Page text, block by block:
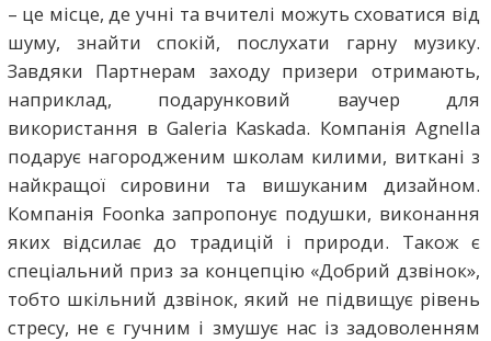
– це місце, де учні та вчителі можуть сховатися від
шуму, знайти спокій, послухати гарну музику.
Завдяки Партнерам заходу призери отримають,
наприклад, подарунковий ваучер для
використання в Galeria Kaskada. Компанія Agnella
подарує нагородженим школам килими, виткані з
найкращої сировини та вишуканим дизайном.
Компанія Foonka запропонує подушки, виконання
яких відсилає до традицій і природи. Також є
спеціальний приз за концепцію «Добрий дзвінок»,
тобто шкільний дзвінок, який не підвищує рівень
стресу, не є гучним і змушує нас із задоволенням